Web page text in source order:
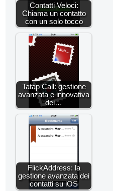
Contatti Veloci:
Chiama un contatto
con un solo tocco
Tatap Call: gestione
avanzata e innovativa
dei…
FlickAddress: la
gestione avanzata dei
contatti su iOS